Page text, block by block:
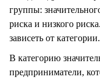
группы:
риска и низкого
зависеть от категории.
В категорию
предприниматели,